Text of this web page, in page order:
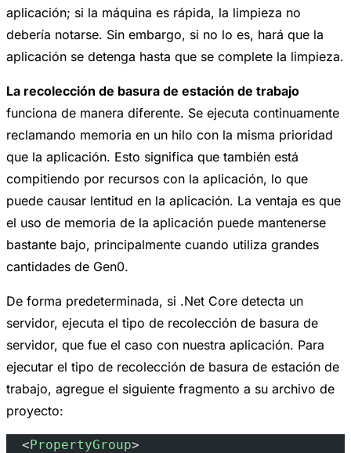
aplicación; si la máquina es rápida, la limpieza no
debería notarse. Sin embargo, si no lo es, hará que la
aplicación se detenga hasta que se complete la limpieza.
La recolección de basura de estación de trabajo
funciona de manera diferente. Se ejecuta continuamente
reclamando memoria en un hilo con la misma prioridad
que la aplicación. Esto significa que también está
compitiendo por recursos con la aplicación, lo que
puede causar lentitud en la aplicación. La ventaja es que
el uso de memoria de la aplicación puede mantenerse
bastante bajo, principalmente cuando utiliza grandes
cantidades de Gen0.
De forma predeterminada, si .Net Core detecta un
servidor, ejecuta el tipo de recolección de basura de
servidor, que fue el caso con nuestra aplicación. Para
ejecutar el tipo de recolección de basura de estación de
trabajo, agregue el siguiente fragmento a su archivo de
proyecto:
  <
PropertyGroup>